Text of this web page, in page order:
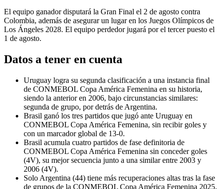
El equipo ganador disputará la Gran Final el 2 de agosto contra
Colombia, además de asegurar un lugar en los Juegos Olímpicos de
Los Ángeles 2028. El equipo perdedor jugará por el tercer puesto el
1 de agosto.
Datos a tener en cuenta
Uruguay logra su segunda clasificación a una instancia final
de CONMEBOL Copa América Femenina en su historia,
siendo la anterior en 2006, bajo circunstancias similares:
segunda de grupo, por detrás de Argentina.
Brasil ganó los tres partidos que jugó ante Uruguay en
CONMEBOL Copa América Femenina, sin recibir goles y
con un marcador global de 13-0.
Brasil acumula cuatro partidos de fase definitoria de
CONMEBOL Copa América Femenina sin conceder goles
(4V), su mejor secuencia junto a una similar entre 2003 y
2006 (4V).
Solo Argentina (44) tiene más recuperaciones altas tras la fase
de grupos de la CONMEBOL Copa América Femenina 2025,